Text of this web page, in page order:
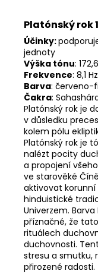
Platónský rok
Účinky:
jednoty
Výška tónu:
Frekvence: 8,1 Hz
Barva: červeno-
Čakra:
Platónský rok je
v důsledku
kolem pólu
Platónský rok je
nalézt pocity
a propojení
ve starověké
aktivovat korunní
hinduistické
Univerzem.
příznačné, že
rituálech
duchovnosti.
stresu a smutku,
přirozené radosti.